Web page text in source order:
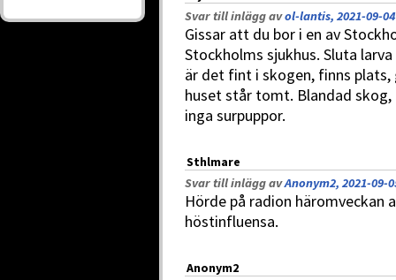
Svar till inlägg avol-lantis, 2021-09-
Gissar att du bor i en av
Stockholms sjukhus. Sluta
är det fint i skogen, finns
huset står tomt. Blandad
inga surpuppor.
Sthlmare
Svar till inlägg avAnonym2, 2021-09-
Hörde på radion
höstinfluensa.
Anonym2